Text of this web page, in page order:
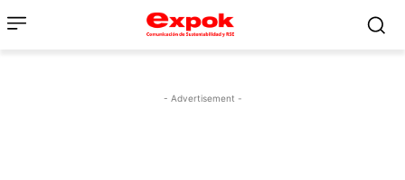
- Advertisement -